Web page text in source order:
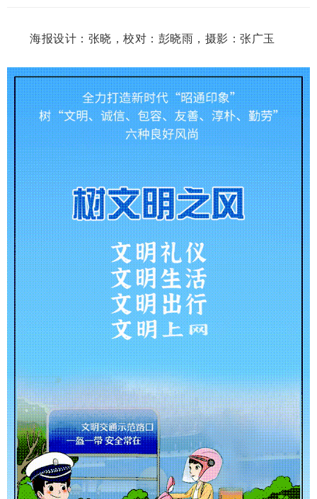
海报设计：张晓，校对：彭晓雨，摄影：张广玉